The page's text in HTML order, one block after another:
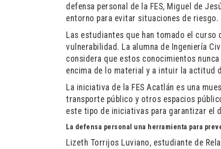
defensa personal de la FES, Miguel de
entorno para evitar situaciones de riesgo.
Las estudiantes que han tomado el
vulnerabilidad. La alumna de Ingeniería
considera que estos conocimientos
encima de lo material y a intuir la actitud
La iniciativa de la FES Acatlán es una
transporte público y otros espacios
este tipo de iniciativas para garantizar el
La defensa personal una herramienta para
Lizeth Torrijos Luviano, estudiante de